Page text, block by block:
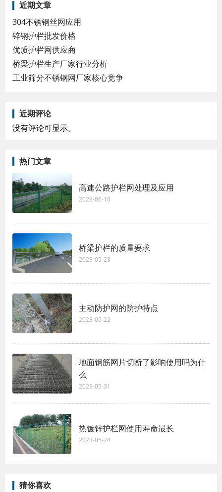
近期文章
304不锈钢丝网应用
锌钢护栏批发价格
优质护栏网供应商
桥梁护栏生产厂家行业分析
工业筛分不锈钢网厂家核心竞争
近期评论
没有评论可显示。
热门文章
高速公路护栏网处理及应用
2023-06-10
桥梁护栏的质量要求
2023-05-23
主动防护网的防护特点
2023-05-22
地面钢筋网片切断了影响使用吗为什
么
2023-05-31
热镀锌护栏网使用寿命最长
2023-05-24
猜你喜欢